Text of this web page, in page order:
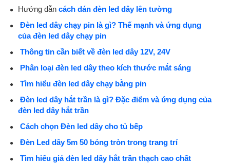
Hướng dẫn cách dán đèn led dây lên tường
Đèn led dây chạy pin là gì? Thế mạnh và ứng dụng
của đèn led dây chạy pin
Thông tin cần biết về đèn led dây 12V, 24V
Phân loại đèn led dây theo kích thước mắt sáng
Tìm hiểu đèn led dây chạy bằng pin
Đèn led dây hắt trần là gì? Đặc điểm và ứng dụng của
đèn led dây hắt trần
Cách chọn Đèn led dây cho tủ bếp
Đèn Led dây 5m 50 bóng tròn trong trang trí
Tìm hiểu giá đèn led dây hắt trần thạch cao chất